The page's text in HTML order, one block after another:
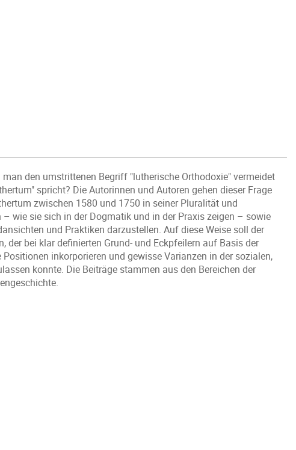
den umstrittenen Begriff "lutherische Orthodoxie" vermeidet
spricht? Die Autorinnen und Autoren gehen dieser Frage
zwischen 1580 und 1750 in seiner Pluralität und
wie sie sich in der Dogmatik und in der Praxis zeigen – sowie
und Praktiken darzustellen. Auf diese Weise soll der
der bei klar definierten Grund- und Eckpfeilern auf Basis der
Positionen inkorporieren und gewisse Varianzen in der sozialen,
konnte. Die Beiträge stammen aus den Bereichen der